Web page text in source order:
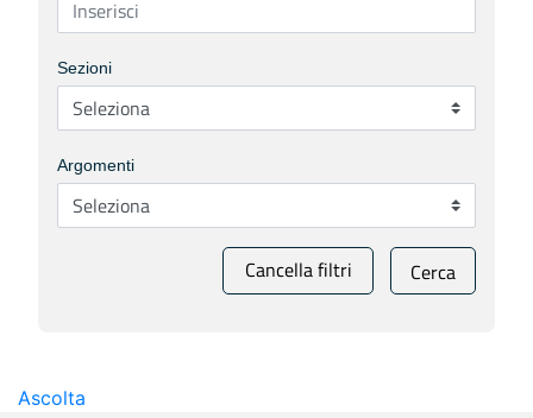
Sezioni
Argomenti
Cancella filtri Cerca
Ascolta